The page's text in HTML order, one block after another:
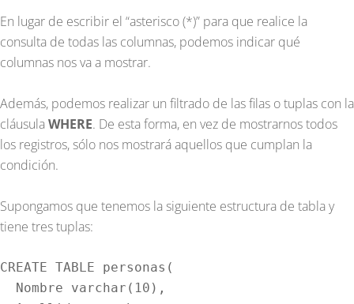
En lugar de escribir el “asterisco (*)” para que realice la
consulta de todas las columnas, podemos indicar qué
columnas nos va a mostrar.
Además, podemos realizar un filtrado de las filas o tuplas con la
cláusulaWHERE. De esta forma, en vez de mostrarnos todos
los registros, sólo nos mostrará aquellos que cumplan la
condición.
Supongamos que tenemos la siguiente estructura de tabla y
tiene tres tuplas:
CREATE TABLE personas(
  Nombre varchar(10),